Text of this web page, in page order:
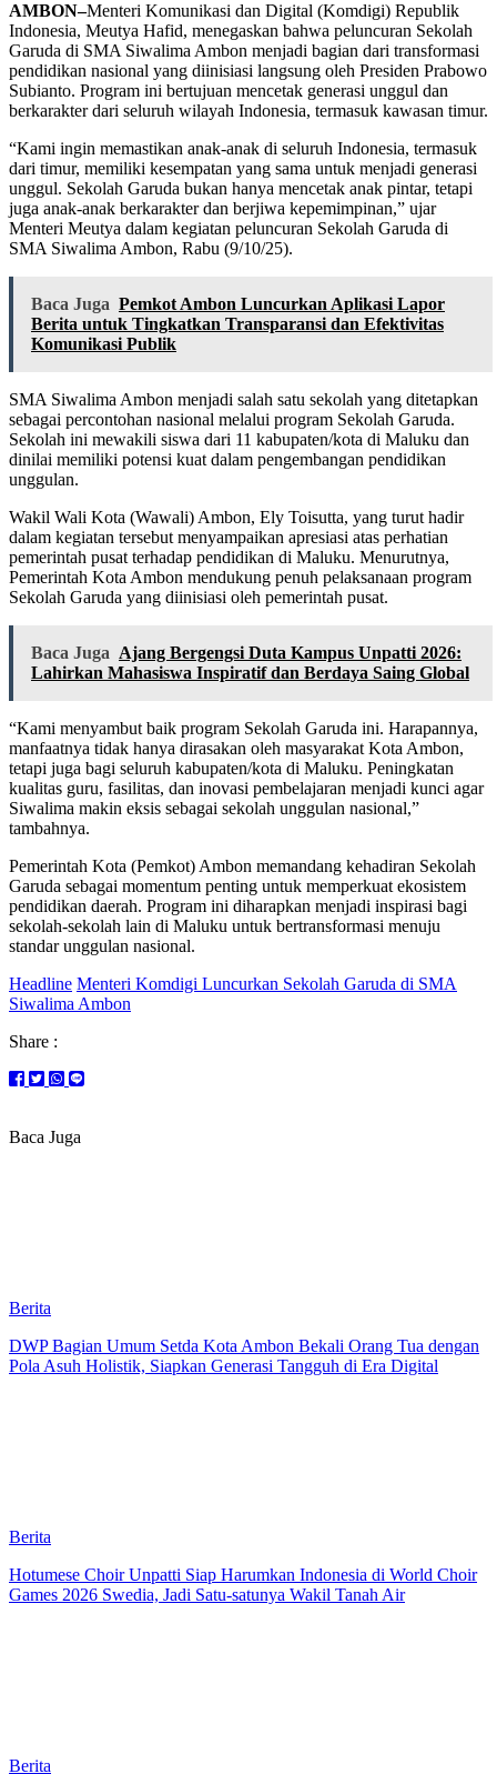
AMBON–Menteri Komunikasi dan Digital (Komdigi) Republik
Indonesia, Meutya Hafid, menegaskan bahwa peluncuran Sekolah
Garuda di SMA Siwalima Ambon menjadi bagian dari transformasi
pendidikan nasional yang diinisiasi langsung oleh Presiden Prabowo
Subianto. Program ini bertujuan mencetak generasi unggul dan
berkarakter dari seluruh wilayah Indonesia, termasuk kawasan timur.
“Kami ingin memastikan anak-anak di seluruh Indonesia, termasuk
dari timur, memiliki kesempatan yang sama untuk menjadi generasi
unggul. Sekolah Garuda bukan hanya mencetak anak pintar, tetapi
juga anak-anak berkarakter dan berjiwa kepemimpinan,” ujar
Menteri Meutya dalam kegiatan peluncuran Sekolah Garuda di
SMA Siwalima Ambon, Rabu (9/10/25).
Baca Juga Pemkot Ambon Luncurkan Aplikasi Lapor
Berita untuk Tingkatkan Transparansi dan Efektivitas
Komunikasi Publik
SMA Siwalima Ambon menjadi salah satu sekolah yang ditetapkan
sebagai percontohan nasional melalui program Sekolah Garuda.
Sekolah ini mewakili siswa dari 11 kabupaten/kota di Maluku dan
dinilai memiliki potensi kuat dalam pengembangan pendidikan
unggulan.
Wakil Wali Kota (Wawali) Ambon, Ely Toisutta, yang turut hadir
dalam kegiatan tersebut menyampaikan apresiasi atas perhatian
pemerintah pusat terhadap pendidikan di Maluku. Menurutnya,
Pemerintah Kota Ambon mendukung penuh pelaksanaan program
Sekolah Garuda yang diinisiasi oleh pemerintah pusat.
Baca Juga Ajang Bergengsi Duta Kampus Unpatti 2026:
Lahirkan Mahasiswa Inspiratif dan Berdaya Saing Global
“Kami menyambut baik program Sekolah Garuda ini. Harapannya,
manfaatnya tidak hanya dirasakan oleh masyarakat Kota Ambon,
tetapi juga bagi seluruh kabupaten/kota di Maluku. Peningkatan
kualitas guru, fasilitas, dan inovasi pembelajaran menjadi kunci agar
Siwalima makin eksis sebagai sekolah unggulan nasional,”
tambahnya.
Pemerintah Kota (Pemkot) Ambon memandang kehadiran Sekolah
Garuda sebagai momentum penting untuk memperkuat ekosistem
pendidikan daerah. Program ini diharapkan menjadi inspirasi bagi
sekolah-sekolah lain di Maluku untuk bertransformasi menuju
standar unggulan nasional.
Headline Menteri Komdigi Luncurkan Sekolah Garuda di SMA
Siwalima Ambon
Share :
Baca Juga
Berita
DWP Bagian Umum Setda Kota Ambon Bekali Orang Tua dengan
Pola Asuh Holistik, Siapkan Generasi Tangguh di Era Digital
Berita
Hotumese Choir Unpatti Siap Harumkan Indonesia di World Choir
Games 2026 Swedia, Jadi Satu-satunya Wakil Tanah Air
Berita